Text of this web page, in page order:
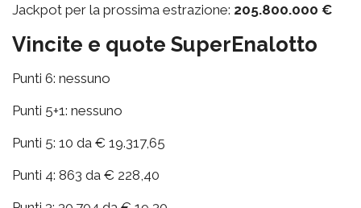
Jackpot per la prossima estrazione: 205.800.000 €
Vincite e quote SuperEnalotto
Punti 6: nessuno
Punti 5+1: nessuno
Punti 5: 10 da € 19.317,65
Punti 4: 863 da € 228,40